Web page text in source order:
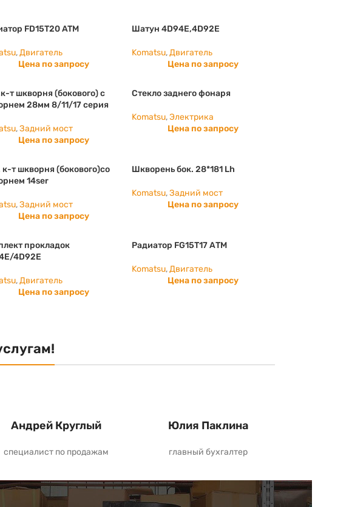
FD15T20 ATM
,Двигатель
Цена по запросу
Шатун 4D94E,4D92E
Komatsu, Двигатель
Цена по запросу
т шкворня (бокового) с
28мм 8/11/17 серия
,Задний мост
Цена по запросу
Стекло заднего фонаря
Komatsu, Электрика
Цена по запросу
к-т шкворня (бокового)со
14ser
,Задний мост
Цена по запросу
Шкворень бок. 28*181 Lh
Komatsu, Задний мост
Цена по запросу
прокладок
4D92E
,Двигатель
Цена по запросу
Радиатор FG15T17 АТМ
Komatsu, Двигатель
Цена по запросу
Андрей Круглый
специалист по продажам
Юлия Паклина
главный бухгалтер